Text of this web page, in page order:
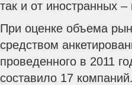
так и от иностранных
При оценке объема
средством
проведенного в 2011
составило 17 компаний.